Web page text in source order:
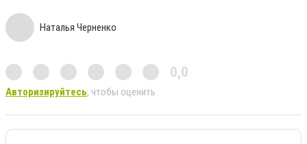
Наталья Черненко
0,0
Авторизируйтесь, чтобы оценить